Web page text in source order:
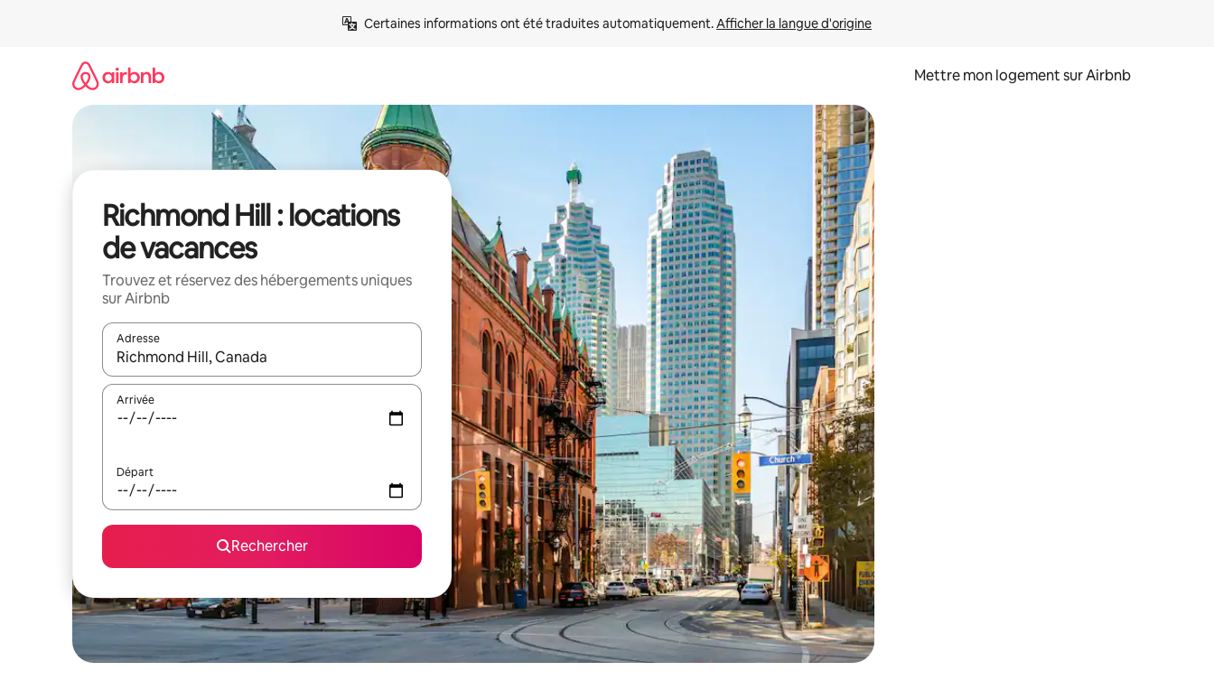
Certaines informations ont été traduites automatiquement. Afficher la langue d'origine
Mettre mon logement sur Airbnb
Richmond Hill : locations
de vacances
Trouvez et réservez des hébergements uniques
sur Airbnb
Adresse
Lorsque les résultats s'affichent, utilisez les flèches vers le haut et vers le bas pour les parcourir ou en appuyant et en faisant glisser.
Arrivée
Départ
Rechercher